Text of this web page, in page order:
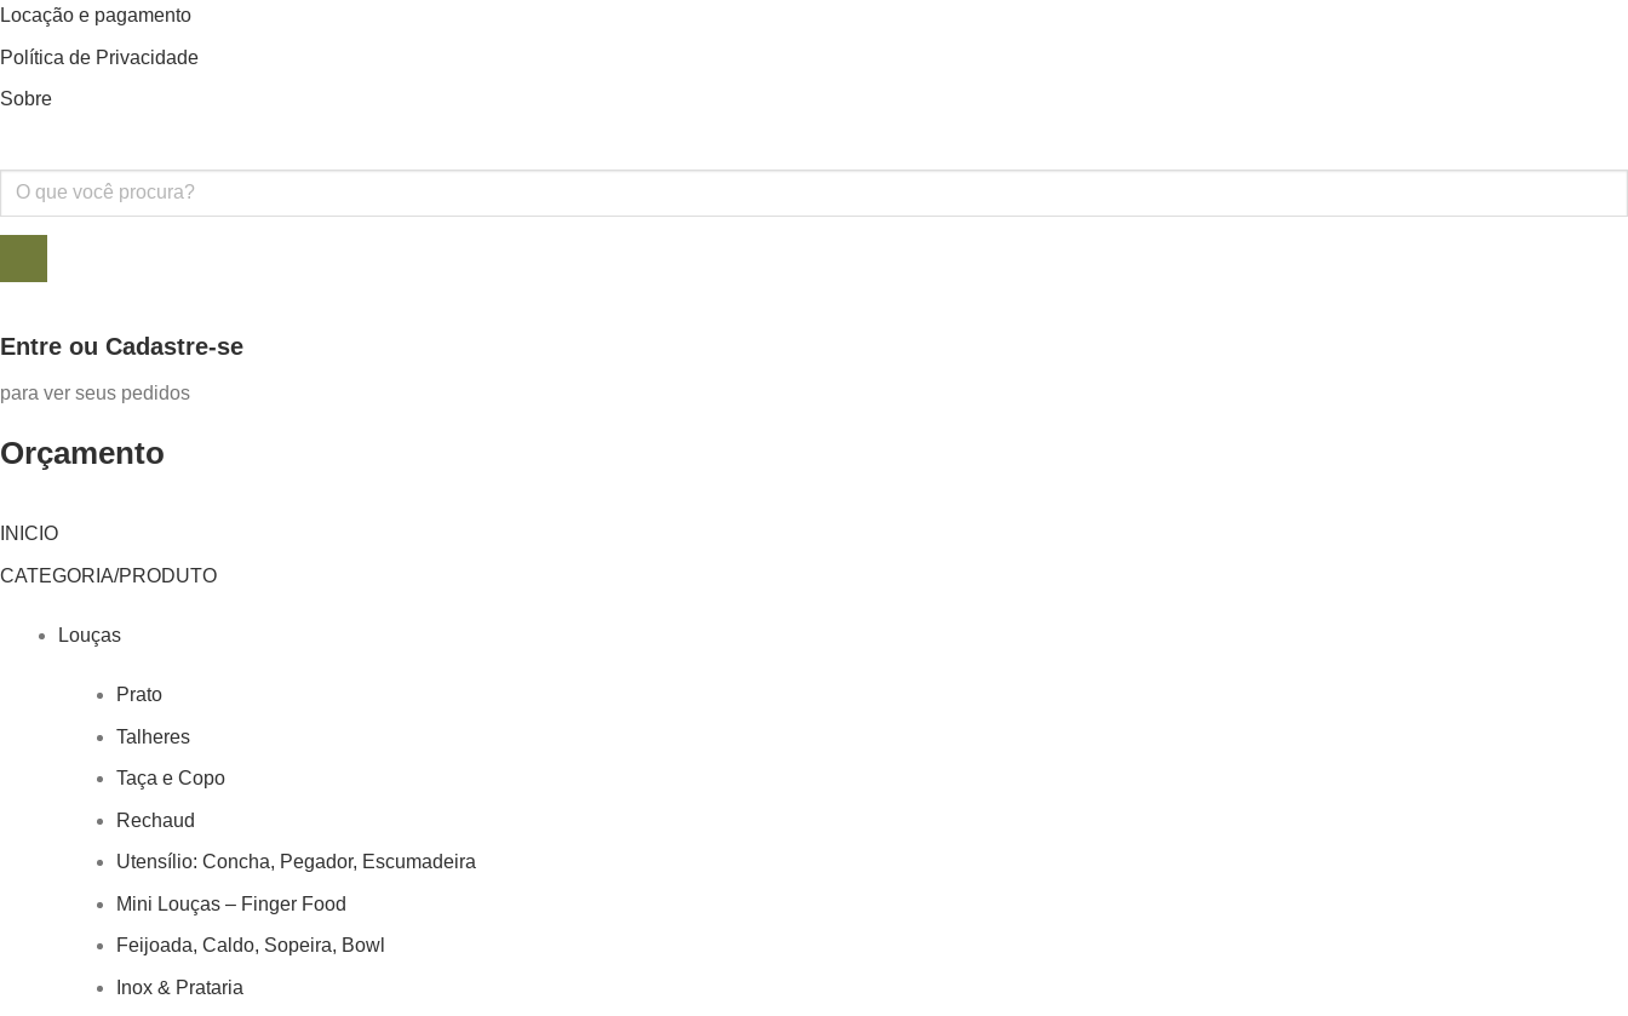
Locação e pagamento
Política de Privacidade
Sobre
Pesquisar
Entre ou Cadastre-se
para ver seus pedidos
Orçamento
INICIO
CATEGORIA/PRODUTO
Louças
Prato
Talheres
Taça e Copo
Rechaud
Utensílio: Concha, Pegador, Escumadeira
Mini Louças – Finger Food
Feijoada, Caldo, Sopeira, Bowl
Inox & Prataria